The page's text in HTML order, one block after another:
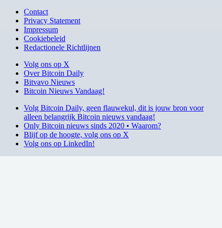
Contact
Privacy Statement
Impressum
Cookiebeleid
Redactionele Richtlijnen
Volg ons op X
Over Bitcoin Daily
Bitvavo Nieuws
Bitcoin Nieuws Vandaag!
Volg Bitcoin Daily, geen flauwekul, dit is jouw bron voor
alleen belangrijk Bitcoin nieuws vandaag!
Only Bitcoin nieuws sinds 2020 • Waarom?
Blijf op de hoogte, volg ons op X
Volg ons op LinkedIn!